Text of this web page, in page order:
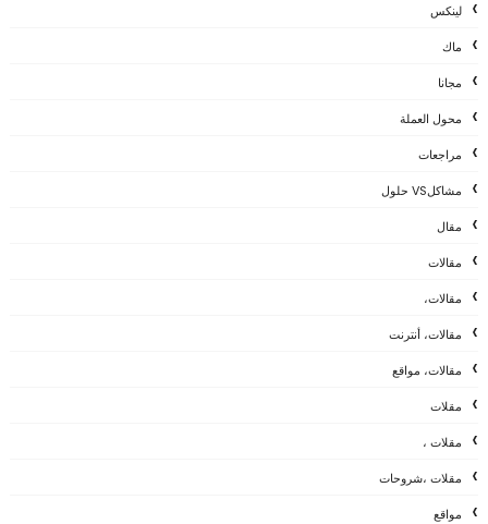
لينكس
ماك
مجانا
محول العملة
مراجعات
مشاكلVS حلول
مقال
مقالات
مقالات،
مقالات، أنترنت
مقالات، مواقع
مقلات
مقلات ،
مقلات ،شروحات
مواقع